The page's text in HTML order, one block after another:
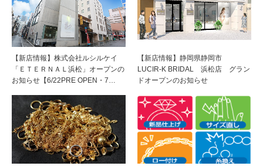
【新店情報】株式会社ルシルケイ
「ＥＴＥＲＮＡＬ浜松」オープンの
お知らせ【6/22PRE OPEN・7…
【新店情報】静岡県静岡市
LUCIR-K BRIDAL 浜松店 グラン
ドオープンのお知らせ